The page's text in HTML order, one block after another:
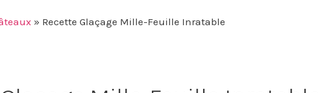
» Recette Glaçage Mille-Feuille Inratable